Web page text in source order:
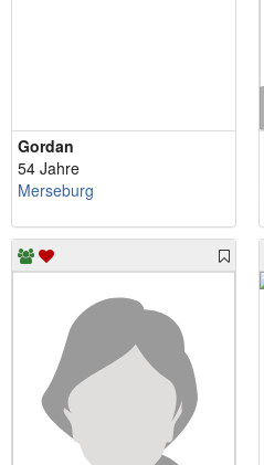
Gordan
54 Jahre
Merseburg